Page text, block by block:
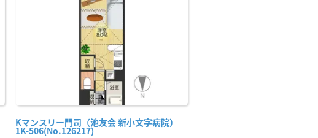
Kマンスリー門司（池友会 新小文字病院）
1K-506(No.126217)